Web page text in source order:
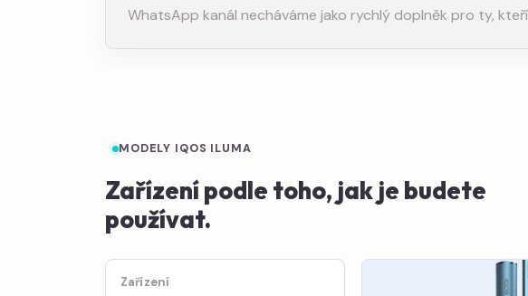
WhatsApp kanál necháváme jako rychlý doplněk pro ty,
MODELY IQOS ILUMA
Zařízení podle toho, jak je budete
používat.
Zařízení